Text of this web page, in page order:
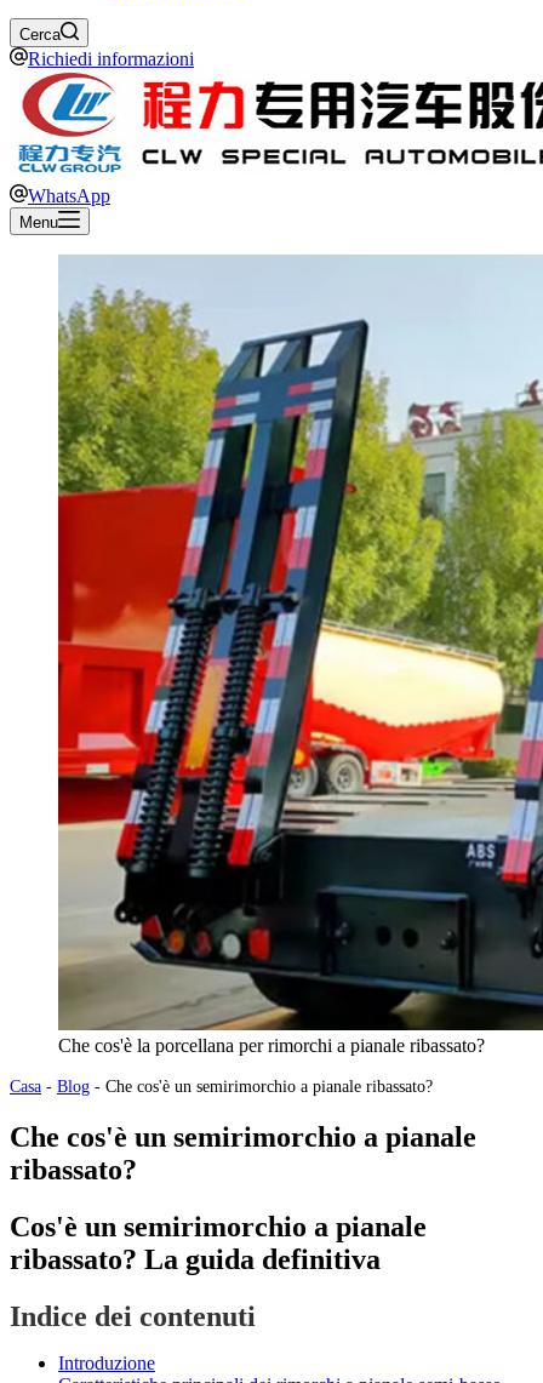
Cerca
Richiedi informazioni
WhatsApp
Menu
Che cos'è la porcellana per rimorchi a pianale ribassato?
Casa - Blog - Che cos'è un semirimorchio a pianale ribassato?
Che cos'è un semirimorchio a pianale
ribassato?
Cos'è un semirimorchio a pianale
ribassato? La guida definitiva
Indice dei contenuti
Introduzione